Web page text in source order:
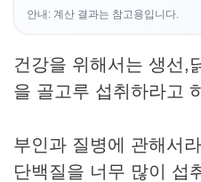
안내: 계산 결과는 참고용입니다.
건강을 위해서는 생선,
을 골고루 섭취하라고
부인과 질병에 관해서
단백질을 너무 많이 섭